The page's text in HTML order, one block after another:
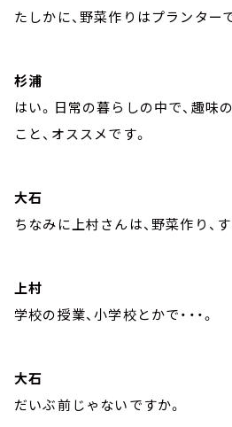
たしかに、野菜作りはプランター
杉浦
はい。日常の暮らしの中で、趣味
こと、オススメです。
大石
ちなみに上村さんは、野菜作り、
上村
学校の授業、小学校とかで・・・。
大石
だいぶ前じゃないですか。